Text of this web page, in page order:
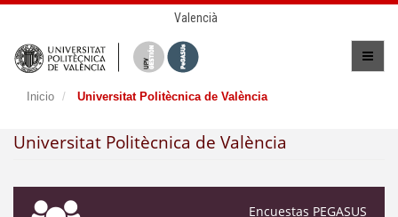
Valencià
Inicio Universitat Politècnica de València
Universitat Politècnica de València
Encuestas PEGASUS